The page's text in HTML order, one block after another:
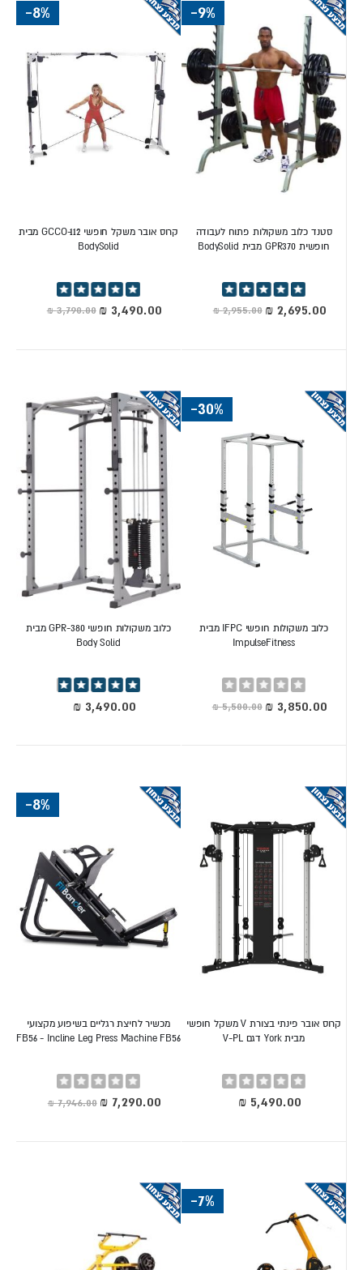
-9%
סטנד כלוב משקולות פתוח לעבודה
חופשית GPR370 מבית BodySolid
דירוג:
100%
‏2,955.00 ₪ מחיר
מיוחד
-8%
קרוס אובר משקל חופשי GCCO-112 מבית
BodySolid
דירוג:
100%
‏3,790.00 ₪ מחיר
מיוחד
-30%
כלוב משקולות חופשי IFPC מבית
ImpulseFitness
Rating:
0%
‏5,500.00 ₪ מחיר
מיוחד
כלוב משקולות חופשי GPR-380 מבית
Body Solid
דירוג:
קרוס אובר פינתי בצורת V משקל חופשי
מבית York דגם V-PL
Rating:
0%
-8%
מכשיר לחיצת רגליים בשיפוע מקצועי
FB56 - Incline Leg Press Machine FB56
Rating:
0%
‏7,946.00 ₪ מחיר
מיוחד
-7%